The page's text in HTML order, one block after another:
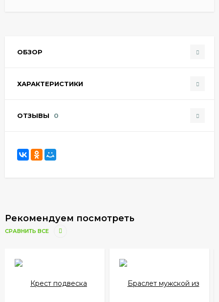
ОБЗОР
ХАРАКТЕРИСТИКИ
ОТЗЫВЫ 0
Рекомендуем посмотреть
СРАВНИТЬ ВСЕ